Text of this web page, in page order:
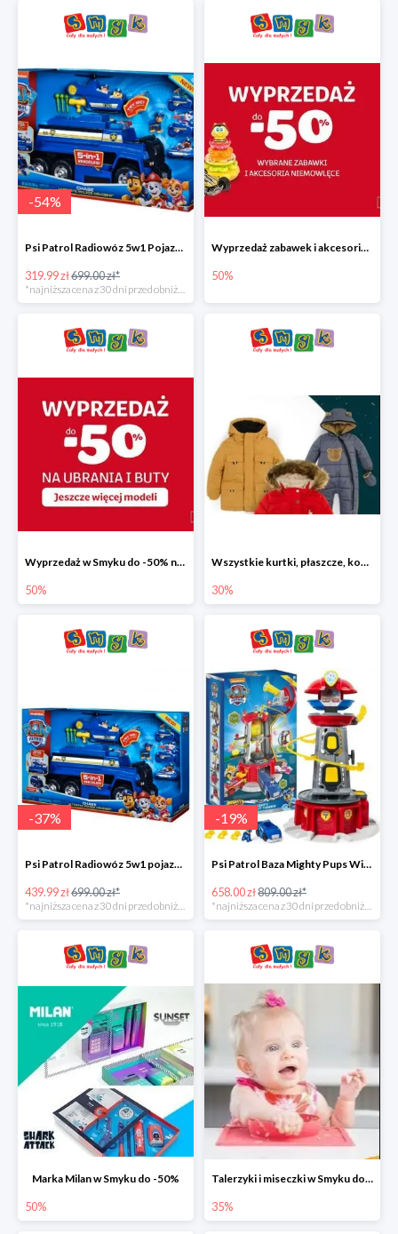
-54%
Psi Patrol Radiowóz 5w1 Pojazd ratunkowy z figurką Chase'a
319.99 zł699.00 zł*
Wyprzedaż zabawek i akcesoriów niemowlęcych w Smyku do -50%
50%
Wyprzedaż w Smyku do -50% na ubrania i buty
50%
Wszystkie kurtki, płaszcze, kombinezony i spodnie narciarskie -30%
30%
-37%
Psi Patrol Radiowóz 5w1 pojazd ratunkowy z figurką Chase'a -37%
439.99 zł699.00 zł*
-19%
Psi Patrol Baza Mighty Pups Wieża obserwacyjna+pojazd z figurką -19%
658.00 zł809.00 zł*
Marka Milan w Smyku do -50%
50%
Talerzyki i miseczki w Smyku do -35%
35%